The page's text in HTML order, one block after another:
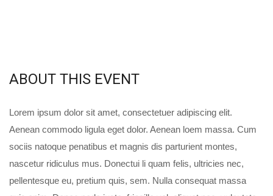
ABOUT THIS EVENT
Lorem ipsum dolor sit amet, consectetuer adipiscing elit.
Aenean commodo ligula eget dolor. Aenean loem massa. Cum
sociis natoque penatibus et magnis dis parturient montes,
nascetur ridiculus mus. Donectui li quam felis, ultricies nec,
pellentesque eu, pretium quis, sem. Nulla consequat massa